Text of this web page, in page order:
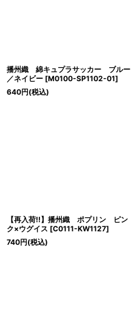
播州織 綿キュプラサッカー ブルー
／ネイビー [M0100-SP1102-01]
640円(税込)
【再入荷!!】播州織 ポプリン ピン
ク×ウグイス [C0111-KW1127]
740円(税込)